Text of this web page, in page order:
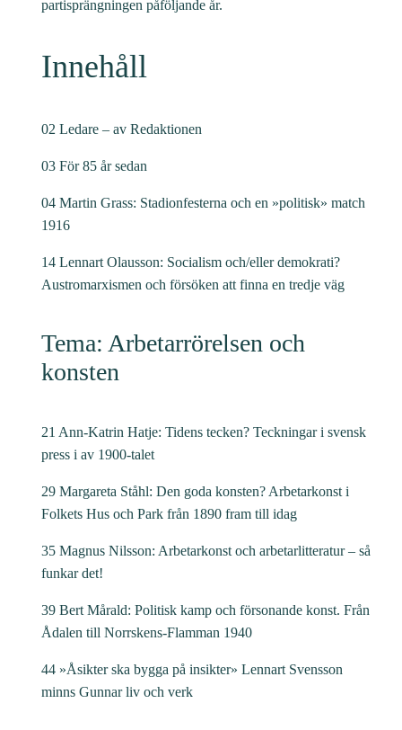
partisprängningen påföljande år.
Innehåll
02 Ledare – av Redaktionen
03 För 85 år sedan
04 Martin Grass: Stadionfesterna och en »politisk» match
1916
14 Lennart Olausson: Socialism och/eller demokrati?
Austromarxismen och försöken att finna en tredje väg
Tema: Arbetarrörelsen och
konsten
21 Ann-Katrin Hatje: Tidens tecken? Teckningar i svensk
press i av 1900-talet
29 Margareta Ståhl: Den goda konsten? Arbetarkonst i
Folkets Hus och Park från 1890 fram till idag
35 Magnus Nilsson: Arbetarkonst och arbetarlitteratur – så
funkar det!
39 Bert Mårald: Politisk kamp och försonande konst. Från
Ådalen till Norrskens-Flamman 1940
44 »Åsikter ska bygga på insikter» Lennart Svensson
minns Gunnar liv och verk